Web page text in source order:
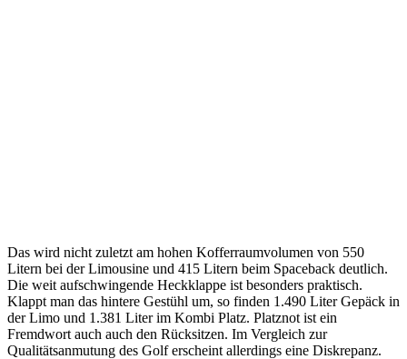
Das wird nicht zuletzt am hohen Kofferraumvolumen von 550
Litern bei der Limousine und 415 Litern beim Spaceback deutlich.
Die weit aufschwingende Heckklappe ist besonders praktisch.
Klappt man das hintere Gestühl um, so finden 1.490 Liter Gepäck in
der Limo und 1.381 Liter im Kombi Platz. Platznot ist ein
Fremdwort auch auch den Rücksitzen. Im Vergleich zur
Qualitätsanmutung des Golf erscheint allerdings eine Diskrepanz.